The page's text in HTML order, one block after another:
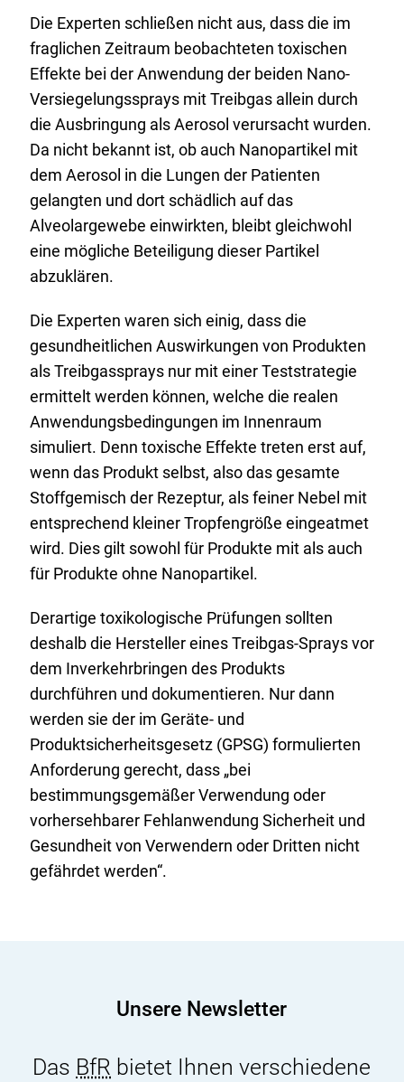
Die Experten schließen nicht aus, dass die im
fraglichen Zeitraum beobachteten toxischen
Effekte bei der Anwendung der beiden Nano-
Versiegelungssprays mit Treibgas allein durch
die Ausbringung als Aerosol verursacht wurden.
Da nicht bekannt ist, ob auch Nanopartikel mit
dem Aerosol in die Lungen der Patienten
gelangten und dort schädlich auf das
Alveolargewebe einwirkten, bleibt gleichwohl
eine mögliche Beteiligung dieser Partikel
abzuklären.
Die Experten waren sich einig, dass die
gesundheitlichen Auswirkungen von Produkten
als Treibgassprays nur mit einer Teststrategie
ermittelt werden können, welche die realen
Anwendungsbedingungen im Innenraum
simuliert. Denn toxische Effekte treten erst auf,
wenn das Produkt selbst, also das gesamte
Stoffgemisch der Rezeptur, als feiner Nebel mit
entsprechend kleiner Tropfengröße eingeatmet
wird. Dies gilt sowohl für Produkte mit als auch
für Produkte ohne Nanopartikel.
Derartige toxikologische Prüfungen sollten
deshalb die Hersteller eines Treibgas-Spraysvor
dem Inverkehrbringen des Produkts
durchführen und dokumentieren. Nur dann
werden sie der im Geräte- und
Produktsicherheitsgesetz (GPSG) formulierten
Anforderung gerecht, dass „bei
bestimmungsgemäßer Verwendung oder
vorhersehbarer Fehlanwendung Sicherheit und
Gesundheit von Verwendern oder Dritten nicht
gefährdet werden“.
Unsere Newsletter
Das BfR bietet Ihnen verschiedene